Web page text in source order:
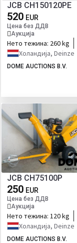
JCB CH150120PE
520 EUR
Цена без ДДВ
Аукција
Нето тежина: 260 kg
Холандија, Deinze
DOME AUCTIONS B.V.
JCB CH75100P
250 EUR
Цена без ДДВ
Аукција
Нето тежина: 120 kg
Холандија, Deinze
DOME AUCTIONS B.V.